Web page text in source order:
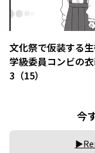
文化祭で仮装する
学級委員コンビの
3（15）
今